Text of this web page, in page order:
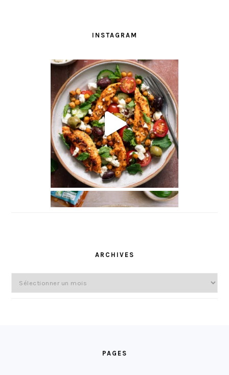
INSTAGRAM
ARCHIVES
Archives
PAGES